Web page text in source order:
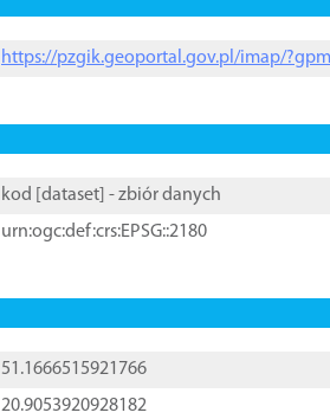
https://pzgik.geoportal.gov.pl/imap/
kod [ dataset ] - zbiór danych
urn:ogc:def:crs:EPSG::2180
51.1666515921766
20.9053920928182